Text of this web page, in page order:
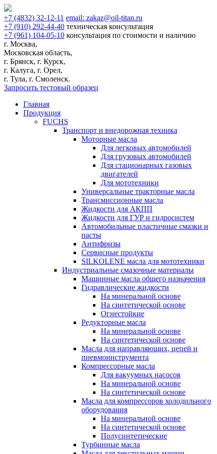
+7 (4832) 32-12-11 email: zakaz@oil-titan.ru
+7 (910) 292-44-40 техническая консультация
+7 (961) 104-05-10 консультация по стоимости и наличию
г. Москва,
Московская область,
г. Брянск, г. Курск,
г. Калуга, г. Орел,
г. Тула, г. Смоленск.
Запросить тестовый образец
Главная
Продукция
FUCHS
Транспорт и внедорожная техника
Моторные масла
Для легковых автомобилей
Для грузовых автомобилей
Для стационарных газовых
двигателей
Для мототехники
Универсальные тракторные масла
Трансмиссионные масла
Жидкости для АКПП
Жидкости для ГУР и гидросистем
Автомобильные пластичные смазки и
пасты
Антифризы
Сервисные продукты
SILKOLENE масла для мототехники
Индустриальные смазочные материалы
Машинные масла общего назначения
Гидравлические жидкости
На минеральной основе
На синтетической основе
Огнестойкие
Редукторные масла
На минеральной основе
На синтетической основе
Масла для направляющих, цепей и
пневмоинструмента
Компрессорные масла
Для вакуумных насосов
На минеральной основе
На синтетической основе
Масла для компрессоров холодильного
оборудования
На минеральной основе
На синтетической основе
Полусинтетические
Турбинные масла